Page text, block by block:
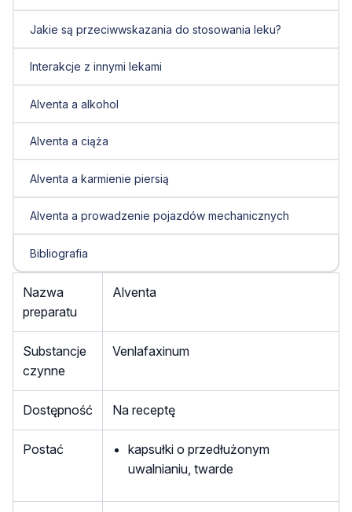
Jakie są przeciwwskazania do stosowania leku?
Interakcje z innymi lekami
Alventa a alkohol
Alventa a ciąża
Alventa a karmienie piersią
Alventa a prowadzenie pojazdów mechanicznych
Bibliografia
Nazwa
preparatu
Alventa
Substancje
czynne
Venlafaxinum
Dostępność Na receptę
Postać
kapsułki o przedłużonym
uwalnianiu, twarde